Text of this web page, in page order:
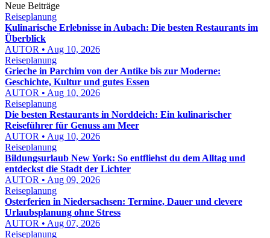
Neue Beiträge
Reiseplanung
Kulinarische Erlebnisse in Aubach: Die besten Restaurants im
Überblick
AUTOR • Aug 10, 2026
Reiseplanung
Grieche in Parchim von der Antike bis zur Moderne:
Geschichte, Kultur und gutes Essen
AUTOR • Aug 10, 2026
Reiseplanung
Die besten Restaurants in Norddeich: Ein kulinarischer
Reiseführer für Genuss am Meer
AUTOR • Aug 10, 2026
Reiseplanung
Bildungsurlaub New York: So entfliehst du dem Alltag und
entdeckst die Stadt der Lichter
AUTOR • Aug 09, 2026
Reiseplanung
Osterferien in Niedersachsen: Termine, Dauer und clevere
Urlaubsplanung ohne Stress
AUTOR • Aug 07, 2026
Reiseplanung